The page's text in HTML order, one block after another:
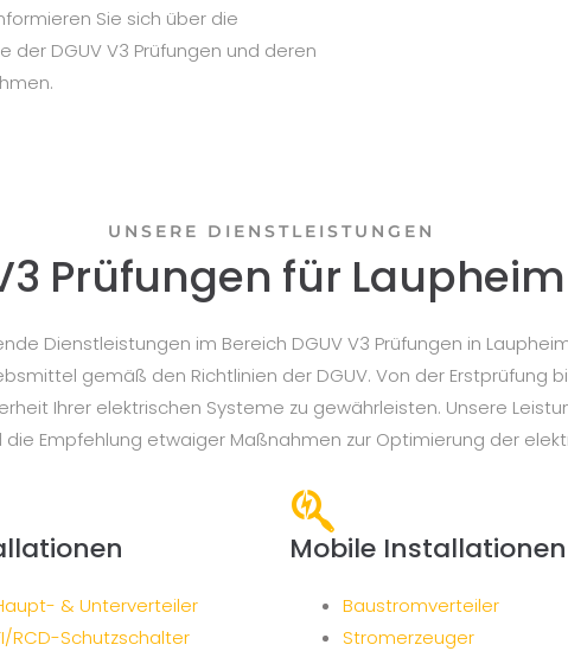
Sie sich über die
der DGUV V3 Prüfungen und deren
UNSERE DIENSTLEISTUNGEN
Prüfungen für Laupheim
Dienstleistungen im Bereich DGUV V3 Prüfungen in
gemäß den Richtlinien der DGUV. Von der Erstprüfung
Ihrer elektrischen Systeme zu gewährleisten. Unsere
die Empfehlung etwaiger Maßnahmen zur Optimierung der
& Unterverteiler
RCD-Schutzschalter
Mobile Installationen
Baustromverteiler
Stromerzeuger